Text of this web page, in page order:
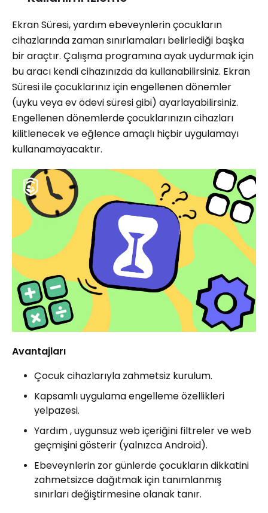
Ekran Süresi, yardım ebeveynlerin çocukların
cihazlarında zaman sınırlamaları belirlediği başka
bir araçtır. Çalışma programına ayak uydurmak için
bu aracı kendi cihazınızda da kullanabilirsiniz. Ekran
Süresi ile çocuklarınız için engellenen dönemler
(uyku veya ev ödevi süresi gibi) ayarlayabilirsiniz.
Engellenen dönemlerde çocuklarınızın cihazları
kilitlenecek ve eğlence amaçlı hiçbir uygulamayı
kullanamayacaktır.
Avantajları
Çocuk cihazlarıyla zahmetsiz kurulum.
Kapsamlı uygulama engelleme özellikleri
yelpazesi.
Yardım , uygunsuz web içeriğini filtreler ve web
geçmişini gösterir (yalnızca Android).
Ebeveynlerin zor günlerde çocukların dikkatini
zahmetsizce dağıtmak için tanımlanmış
sınırları değiştirmesine olanak tanır.